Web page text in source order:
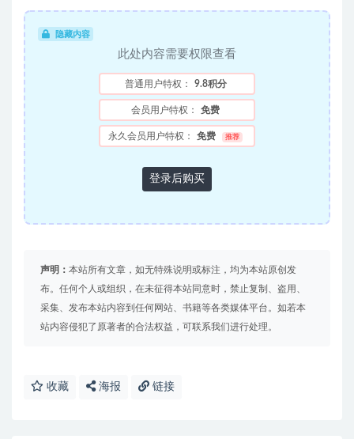
隐藏内容
此处内容需要权限查看
普通用户特权： 9.8积分
会员用户特权： 免费
永久会员用户特权： 免费 推荐
登录后购买
声明： 本站所有文章，如无特殊说明或标注，均为本站原创发
布。任何个人或组织，在未征得本站同意时，禁止复制、盗用、
采集、发布本站内容到任何网站、书籍等各类媒体平台。如若本
站内容侵犯了原著者的合法权益，可联系我们进行处理。
收藏 海报 链接